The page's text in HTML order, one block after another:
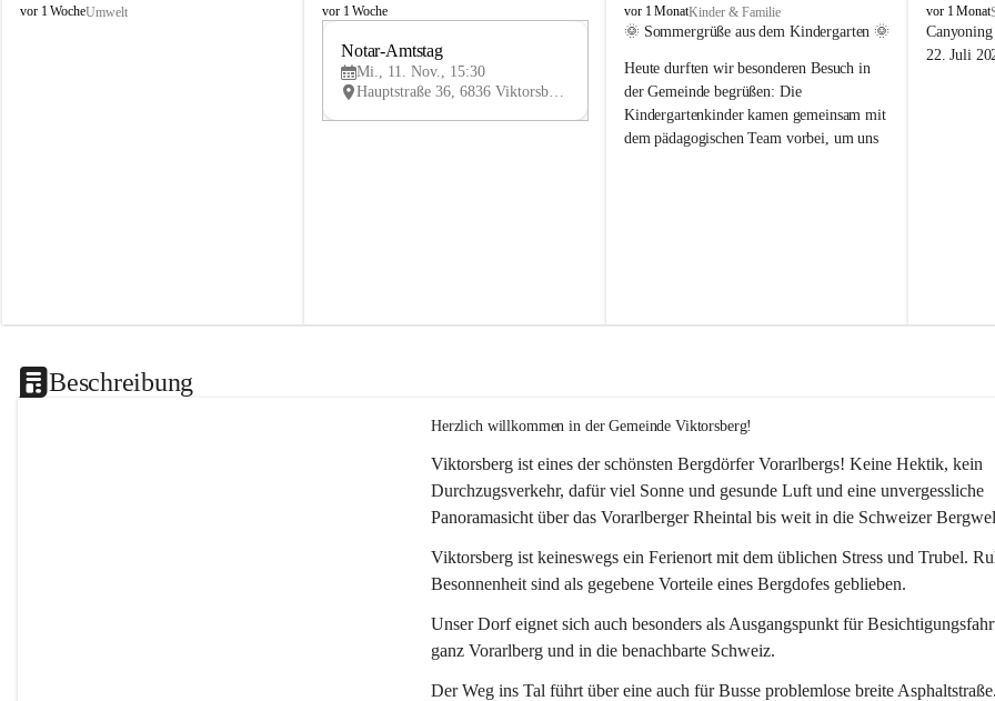
V
vor 1 WocheUmwelt
V
vor 1 Woche
V
Notar-Amtstag
Mi., 11. Nov., 15:30
Hauptstraße 36, 6836 Viktorsberg, AUT
V
i
t
o
r
s
vor 1 MonatKinder & Familie
🌞 Sommergrüße aus dem Kindergarten 🌞
Heute durften wir besonderen Besuch in
der Gemeinde begrüßen: Die
Kindergartenkinder kamen gemeinsam mit
dem pädagogischen Team vorbei, um uns
V
i
k
vor 1 Monat
22. Juli
Beschreibung
Herzlich willkommen in der Gemeinde Viktorsberg!
Viktorsberg ist eines der schönsten Bergdörfer Vorarlbergs! Keine Hektik, kein
Durchzugsverkehr, dafür viel Sonne und gesunde Luft und eine unvergessliche
Panoramasicht über das Vorarlberger Rheintal bis weit in die Schweizer
Viktorsberg ist keineswegs ein Ferienort mit dem üblichen Stress und Trubel.
Besonnenheit sind als gegebene Vorteile eines Bergdofes geblieben.
Unser Dorf eignet sich auch besonders als Ausgangspunkt für
ganz Vorarlberg und in die benachbarte Schweiz.
Der Weg ins Tal führt über eine auch für Busse problemlose breite